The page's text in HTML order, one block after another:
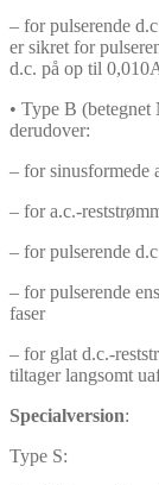
– for pulserende
er sikret for
d.c. på op til
• Type B
derudover:
– for sinusformede
– for a.c.-
– for pulserende
– for pulserende
faser
– for glat d.c.-
tiltager langsomt
Specialversion:
Type S: